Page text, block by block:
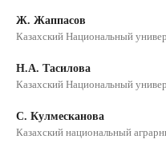
Ж. Жаппасов
Казахский Национальный
Н.А. Тасилова
Казахский Национальный
С. Кулмесканова
Казахский национальный